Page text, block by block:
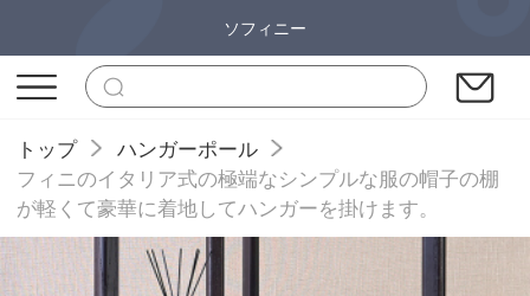
ソフィニー
トップ
ハンガーポール
フィニのイタリア式の極端なシンプルな服の帽子の棚
が軽くて豪華に着地してハンガーを掛けます。